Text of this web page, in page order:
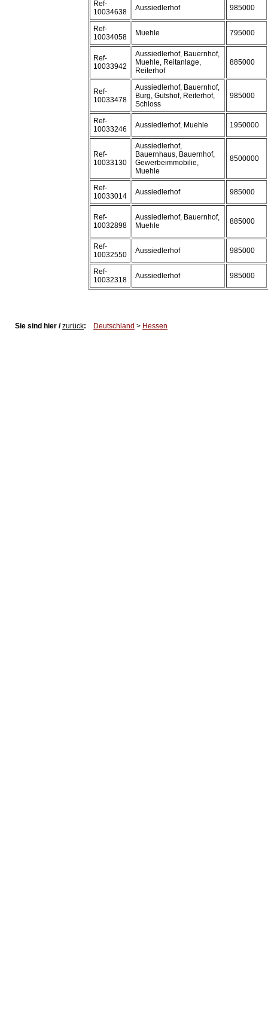
Ref-
10034638
Aussiedlerhof 985000
Ref-
10034058
Muehle 795000
Ref-
10033942
Aussiedlerhof, Bauernhof,
Muehle, Reitanlage,
Reiterhof
885000
Ref-
10033478
Aussiedlerhof, Bauernhof,
Burg, Gutshof, Reiterhof,
Schloss
985000
Ref-
10033246
Aussiedlerhof, Muehle 1950000
Ref-
10033130
Aussiedlerhof,
Bauernhaus, Bauernhof,
Gewerbeimmobilie,
Muehle
8500000
Ref-
10033014
Aussiedlerhof 985000
Ref-
10032898
Aussiedlerhof, Bauernhof,
Muehle
885000
Ref-
10032550
Aussiedlerhof 985000
Ref-
10032318
Aussiedlerhof 985000
Sie sind hier /zurück: Deutschland > Hessen